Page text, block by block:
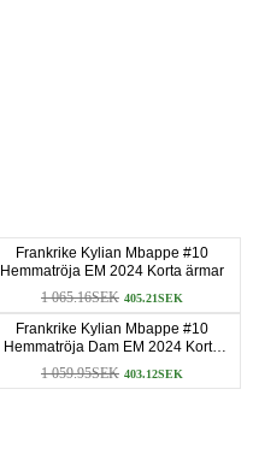
Frankrike Kylian Mbappe #10
Hemmatröja EM 2024 Korta ärmar
1 065.16SEK 405.21SEK
Frankrike Kylian Mbappe #10
Hemmatröja Dam EM 2024 Korta
ärmar
1 059.95SEK 403.12SEK